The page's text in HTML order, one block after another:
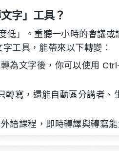
字」工具？
低」。重聽一小時的會議
工具，能帶來以下轉變：
為文字後，你可以使用
轉寫，還能自動區分講者
語課程，即時轉譯與轉寫